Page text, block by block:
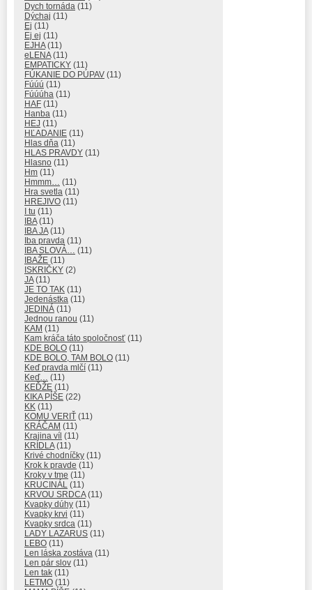
Dych tornáda (11)
Dýchaj (11)
Ej (11)
Ej ej (11)
EJHA(11)
eLENA(11)
EMPATICKY (11)
FÚKANIE DO PÚPAV (11)
Fúúú (11)
Fúúúha (11)
HAF (11)
Hanba (11)
HEJ (11)
HĽADANIE (11)
Hlas dňa (11)
HLAS PRAVDY (11)
Hlasno (11)
Hm (11)
Hmmm…
(11)
Hra svetla (11)
HREJIVO (11)
I tu (11)
IBA(11)
IBA JA(11)
Iba pravda (11)
IBA SLOVÁ…
(11)
IBAŽE (11)
ISKRIČKY (2)
JA(11)
JE TO TAK (11)
Jedenástka (11)
JEDINÁ (11)
Jednou ranou (11)
KAM (11)
Kam kráča táto spoločnosť (11)
KDE BOLO (11)
KDE BOLO, TAM BOLO (11)
Keď pravda mlčí (11)
Keď…
(11)
KEĎŽE (11)
KIKA PÍŠE (22)
KK (11)
KOMU VERIŤ (11)
KRÁČAM (11)
Krajina víl (11)
KRÍDLA(11)
Krivé chodníčky (11)
Krok k pravde (11)
Kroky v tme (11)
KRUCINÁL (11)
KRVOU SRDCA(11)
Kvapky dúhy (11)
Kvapky krvi (11)
Kvapky srdca (11)
LADY LAZARUS (11)
LEBO (11)
Len láska zostáva (11)
Len pár slov (11)
Len tak (11)
LETMO (11)